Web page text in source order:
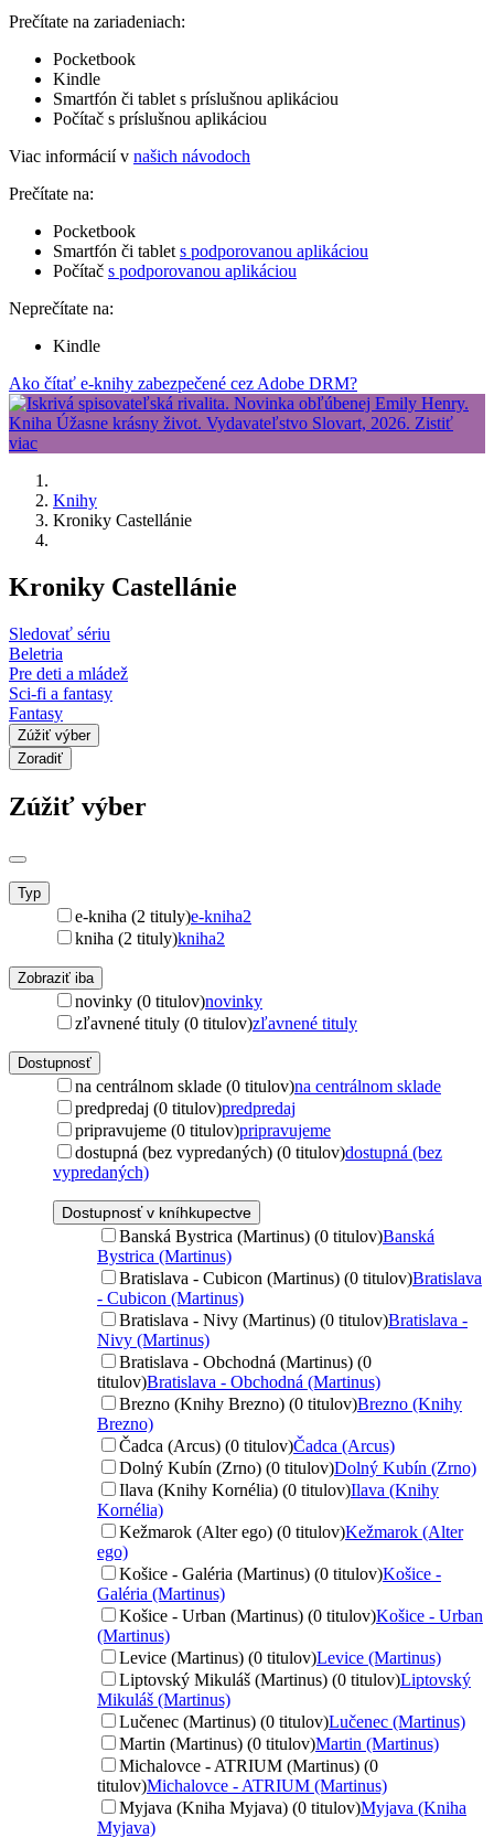
Prečítate na zariadeniach:
Pocketbook
Kindle
Smartfón či tablet s príslušnou aplikáciou
Počítač s príslušnou aplikáciou
Viac informácií v našich návodoch
Prečítate na:
Pocketbook
Smartfón či tablet s podporovanou aplikáciou
Počítač s podporovanou aplikáciou
Neprečítate na:
Kindle
Ako čítať e-knihy zabezpečené cez Adobe DRM?
Knihy
Kroniky Castellánie
Kroniky Castellánie
Sledovať sériu
Beletria
Pre deti a mládež
Sci-fi a fantasy
Fantasy
Zúžiť výber
Zoradiť
Zúžiť výber
Typ
e-kniha (2 tituly)e-kniha2
kniha (2 tituly)kniha2
Zobraziť iba
novinky (0 titulov)novinky
zľavnené tituly (0 titulov)zľavnené tituly
Dostupnosť
na centrálnom sklade (0 titulov)na centrálnom sklade
predpredaj (0 titulov)predpredaj
pripravujeme (0 titulov)pripravujeme
dostupná (bez vypredaných) (0 titulov)dostupná (bez
vypredaných)
Dostupnosť v kníhkupectve
Banská Bystrica (Martinus) (0 titulov)Banská
Bystrica (Martinus)
Bratislava - Cubicon (Martinus) (0 titulov)Bratislava
- Cubicon (Martinus)
Bratislava - Nivy (Martinus) (0 titulov)Bratislava -
Nivy (Martinus)
Bratislava - Obchodná (Martinus) (0
titulov)Bratislava - Obchodná (Martinus)
Brezno (Knihy Brezno) (0 titulov)Brezno (Knihy
Brezno)
Čadca (Arcus) (0 titulov)Čadca (Arcus)
Dolný Kubín (Zrno) (0 titulov)Dolný Kubín (Zrno)
Ilava (Knihy Kornélia) (0 titulov)Ilava (Knihy
Kornélia)
Kežmarok (Alter ego) (0 titulov)Kežmarok (Alter
ego)
Košice - Galéria (Martinus) (0 titulov)Košice -
Galéria (Martinus)
Košice - Urban (Martinus) (0 titulov)Košice - Urban
(Martinus)
Levice (Martinus) (0 titulov)Levice (Martinus)
Liptovský Mikuláš (Martinus) (0 titulov)Liptovský
Mikuláš (Martinus)
Lučenec (Martinus) (0 titulov)Lučenec (Martinus)
Martin (Martinus) (0 titulov)Martin (Martinus)
Michalovce - ATRIUM (Martinus) (0
titulov)Michalovce - ATRIUM (Martinus)
Myjava (Kniha Myjava) (0 titulov)Myjava (Kniha
Myjava)